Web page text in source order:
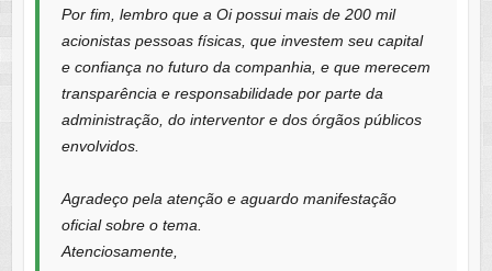
Por fim, lembro que a Oi possui mais de 200 mil
acionistas pessoas físicas, que investem seu capital
e confiança no futuro da companhia, e que merecem
transparência e responsabilidade por parte da
administração, do interventor e dos órgãos públicos
envolvidos.
Agradeço pela atenção e aguardo manifestação
oficial sobre o tema.
Atenciosamente,